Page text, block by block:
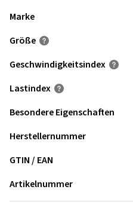
Marke
Größe
Geschwindigkeits­index
Lastindex
Besondere Eigenschaften
Herstellernummer
GTIN / EAN
Artikelnummer